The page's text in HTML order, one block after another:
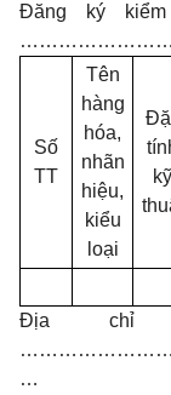
Đăng ký
Số
TT
Tên
hàng
hóa,
nhãn
hiệu,
kiểu
loại
kỹ
Địa chỉ
…